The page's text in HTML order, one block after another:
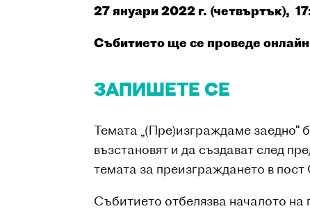
27 януари 2022 г. (четвъртък),
Събитието ще се проведе
ЗАПИШЕТЕ СЕ
Темата „(Пре)изграждаме заедно“
възстановят и да създават след
темата за преизграждането в пост
Събитието отбелязва началото